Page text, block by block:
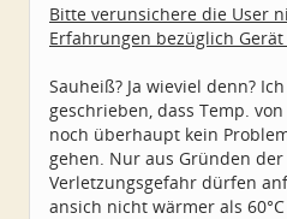
Bitte verunsichere die User
Erfahrungen bezüglich
Sauheiß? Ja wieviel denn?
geschrieben, dass Temp.
noch überhaupt kein
gehen. Nur aus Gründen
Verletzungsgefahr dürfen
ansich nicht wärmer als 60°C